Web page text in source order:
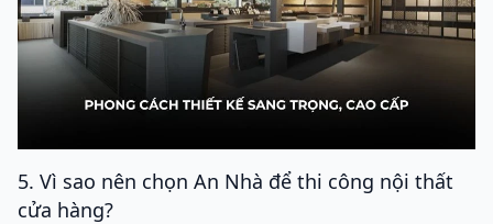
5. Vì sao nên chọn An Nhà để thi công nội thất
cửa hàng?